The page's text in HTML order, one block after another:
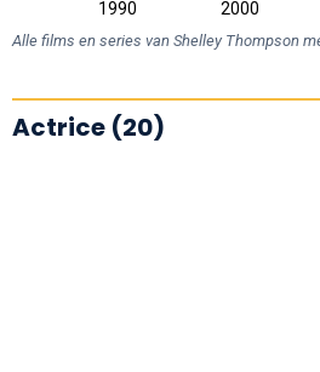
1990 2000
Alle films en series van Shelley Thompson
Actrice (20)